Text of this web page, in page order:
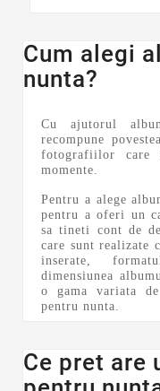
Cum alegi
nunta?
Cu ajutorul
recompune
fotografiilor care
momente.
Pentru a alege
pentru a oferi un
sa tineti cont de
care sunt realizate
inserate,
dimensiunea
o gama variata
pentru nunta.
Ce pret are